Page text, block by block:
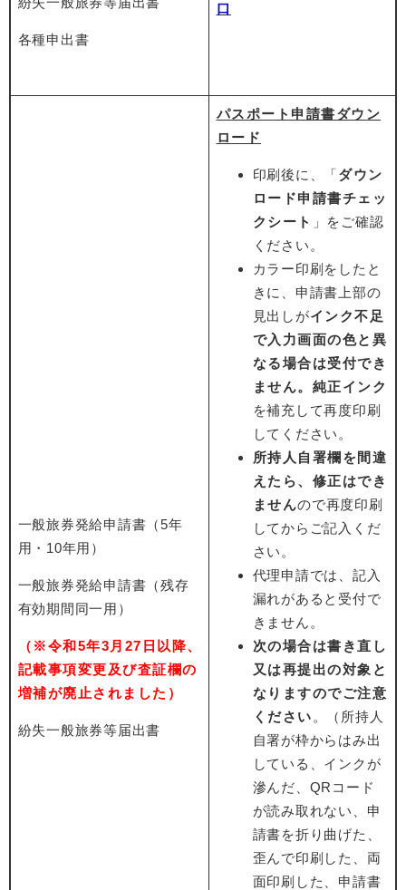
各種申出書
口
一般旅券発給申請書（5年
用・10年用）
一般旅券発給申請書（残存
有効期間同一用）
（※令和5年3月27日以降、
記載事項変更及び査証欄の
増補が廃止されました）
紛失一般旅券等届出書
パスポート申請書ダウン
ロード
印刷後に、「ダウン
ロード申請書チェッ
クシート 」をご確認
ください。
カラー印刷をしたと
きに、申請書上部の
見出しがインク不足
で入力画面の色と異
なる場合は受付でき
ません。純正インク
を補充して再度印刷
してください。
所持人自署欄を間違
えたら、修正はでき
ませんので再度印刷
してからご記入くだ
さい。
代理申請では、記入
漏れがあると受付で
きません。
次の場合は書き直し
又は再提出の対象と
なりますのでご注意
ください 。（所持人
自署が枠からはみ出
している、インクが
滲んだ、QRコード
が読み取れない、申
請書を折り曲げた、
歪んで印刷した、両
面印刷した、申請書